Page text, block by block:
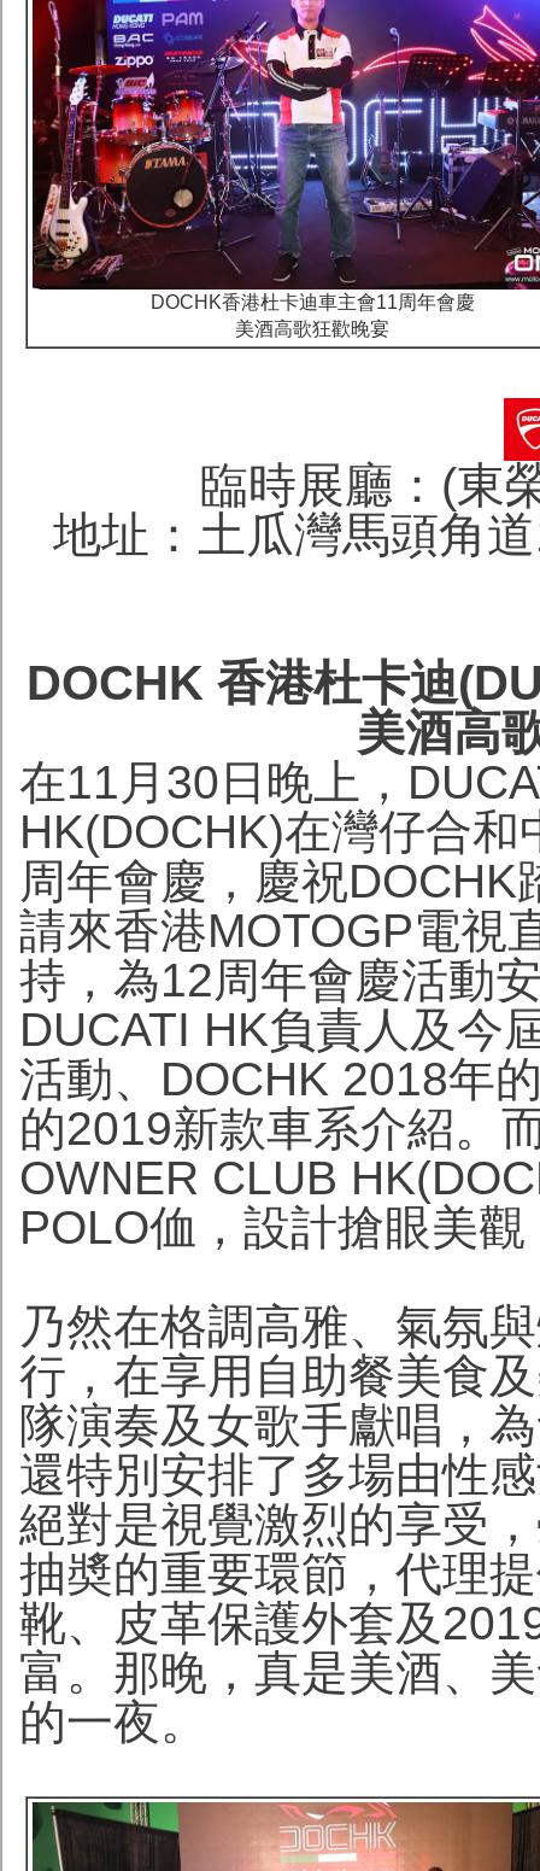
DOCHK香港杜卡迪車主會11周年會慶
美酒高歌狂歡晚宴
臨時展廳：(東
地址：土瓜灣馬頭角
DOCHK 香港杜卡迪
美酒高
在11月30日晚上，
HK(DOCHK)在灣仔合
周年會慶，慶祝
請來香港MOTOGP電視
持，為12周年會慶活動
DUCATI HK負責人及今
活動、DOCHK 2018年
的2019新款車系介紹。
OWNER CLUB
POLO侐，設計搶眼美
乃然在格調高雅、氣氛
行，在享用自助餐美食
隊演奏及女歌手獻唱，
還特別安排了多場由性
絕對是視覺激烈的享受
抽奬的重要環節，代理
靴、皮革保護外套及
富。那晚，真是美酒、
的一夜。